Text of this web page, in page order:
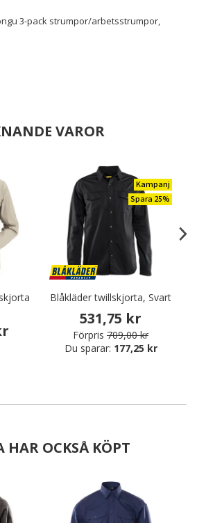
3-pack strumpor/arbetsstrumpor,
VAROR
Kampanj
Spara 25%
Blåkläder twillskjorta, Svart
531,75 kr
Förpris 709,00 kr
Du sparar: 177,25 kr
HAR OCKSÅ KÖPT